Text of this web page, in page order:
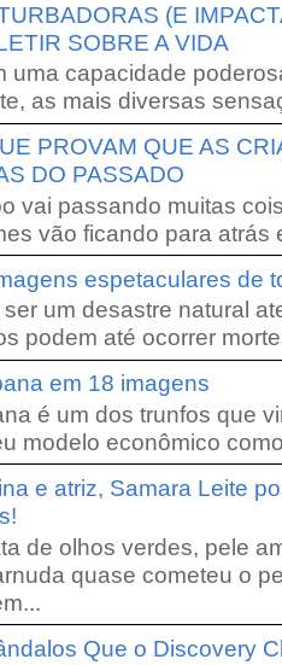
(E
SOBRE A VIDA
uma capacidade
as mais diversas
PROVAM QUE AS
DO PASSADO
vai passando muitas
vão ficando para atrás
espetaculares de
um desastre natural
podem até ocorrer
em 18 imagens
é um dos trunfos que
modelo econômico
e atriz, Samara Leite
de olhos verdes, pele
quase cometeu o
Que o Discovery